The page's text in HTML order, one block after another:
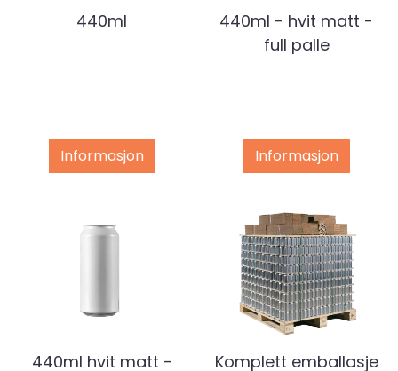
440ml
Informasjon
440ml - hvit matt -
full palle
Informasjon
440ml hvit matt - Komplett emballasje